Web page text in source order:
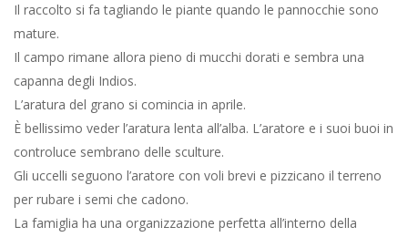
Il raccolto si fa tagliando le piante quando le pannocchie sono
mature.
Il campo rimane allora pieno di mucchi dorati e sembra una
capanna degli Indios.
L’aratura del grano si comincia in aprile.
È bellissimo veder l’aratura lenta all’alba. L’aratore e i suoi buoi in
controluce sembrano delle sculture.
Gli uccelli seguono l’aratore con voli brevi e pizzicano il terreno
per rubare i semi che cadono.
La famiglia ha una organizzazione perfetta all’interno della